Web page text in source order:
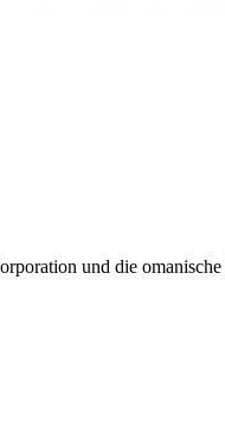
und die